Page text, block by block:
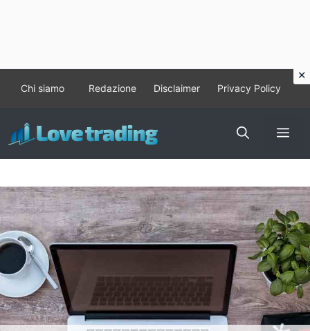
contenuto
Chi siamo Redazione Disclaimer Privacy Policy